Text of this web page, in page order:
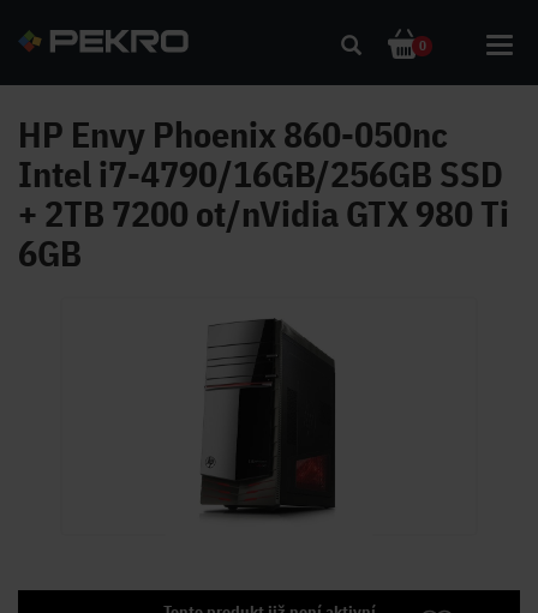
0
HP Envy Phoenix 860-050nc
Intel i7-4790/16GB/256GB SSD
+ 2TB 7200 ot/nVidia GTX 980 Ti
6GB